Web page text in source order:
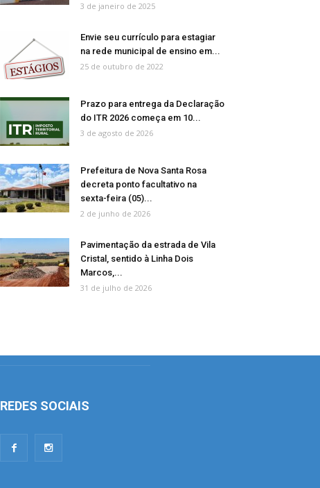
3 de janeiro de 2025
Envie seu currículo para estagiar
na rede municipal de ensino em...
25 de outubro de 2022
Prazo para entrega da Declaração
do ITR 2026 começa em 10...
3 de agosto de 2026
Prefeitura de Nova Santa Rosa
decreta ponto facultativo na
sexta-feira (05)...
2 de junho de 2026
Pavimentação da estrada de Vila
Cristal, sentido à Linha Dois
Marcos,...
31 de julho de 2026
REDES SOCIAIS